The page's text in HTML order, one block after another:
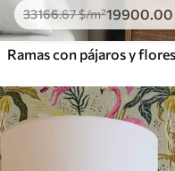
33166.67$/m²19900.00